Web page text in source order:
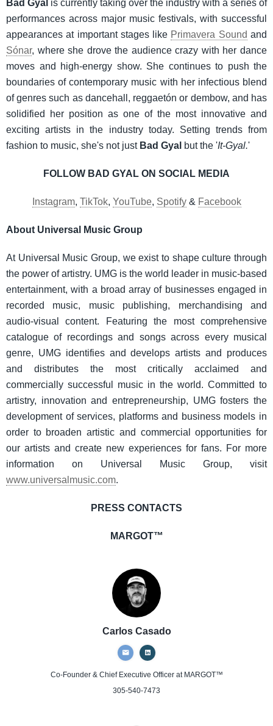
Bad Gyal is currently taking over the industry with a series of
performances across major music festivals, with successful
appearances at important stages like Primavera Sound and
Sónar, where she drove the audience crazy with her dance
moves and high-energy show. She continues to push the
boundaries of contemporary music with her infectious blend
of genres such as dancehall, reggaetón or dembow, and has
solidified her position as one of the most innovative and
exciting artists in the industry today. Setting trends from
fashion to music, she's not just Bad Gyal but the 'It-Gyal.'
FOLLOW BAD GYAL ON SOCIAL MEDIA
Instagram, TikTok, YouTube, Spotify& Facebook
About Universal Music Group
At Universal Music Group, we exist to shape culture through
the power of artistry. UMG is the world leader in music-based
entertainment, with a broad array of businesses engaged in
recorded music, music publishing, merchandising and
audio-visual content. Featuring the most comprehensive
catalogue of recordings and songs across every musical
genre, UMG identifies and develops artists and produces
and distributes the most critically acclaimed and
commercially successful music in the world. Committed to
artistry, innovation and entrepreneurship, UMG fosters the
development of services, platforms and business models in
order to broaden artistic and commercial opportunities for
our artists and create new experiences for fans. For more
information on Universal Music Group, visit
www.universalmusic.com.
PRESS CONTACTS
MARGOT™
Carlos Casado
Co-Founder & Chief Executive Officerat MARGOT™
305-540-7473